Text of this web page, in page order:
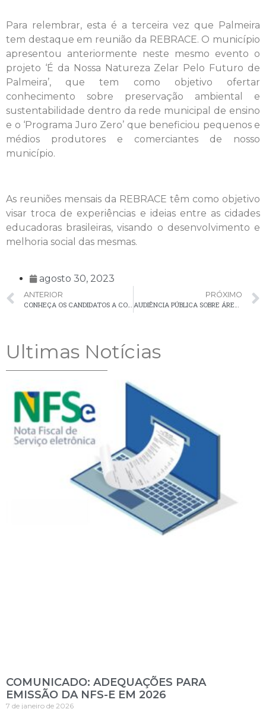
Para relembrar, esta é a terceira vez que Palmeira
tem destaque em reunião da REBRACE. O município
apresentou anteriormente neste mesmo evento o
projeto ‘É da Nossa Natureza Zelar Pelo Futuro de
Palmeira’, que tem como objetivo ofertar
conhecimento sobre preservação ambiental e
sustentabilidade dentro da rede municipal de ensino
e o ‘Programa Juro Zero’ que beneficiou pequenos e
médios produtores e comerciantes de nosso
município.
As reuniões mensais da REBRACE têm como objetivo
visar troca de experiências e ideias entre as cidades
educadoras brasileiras, visando o desenvolvimento e
melhoria social das mesmas.
agosto 30, 2023
ANTERIOR
CONHEÇA OS CANDIDATOS A CONSELHEIROS TUTELARES DE PALMEIRA – 2024/2028
PRÓXIMO
AUDIÊNCIA PÚBLICA SOBRE ÁREAS DE ZEIS
Ultimas Notícias
COMUNICADO: ADEQUAÇÕES PARA
EMISSÃO DA NFS-E EM 2026
7 de janeiro de 2026